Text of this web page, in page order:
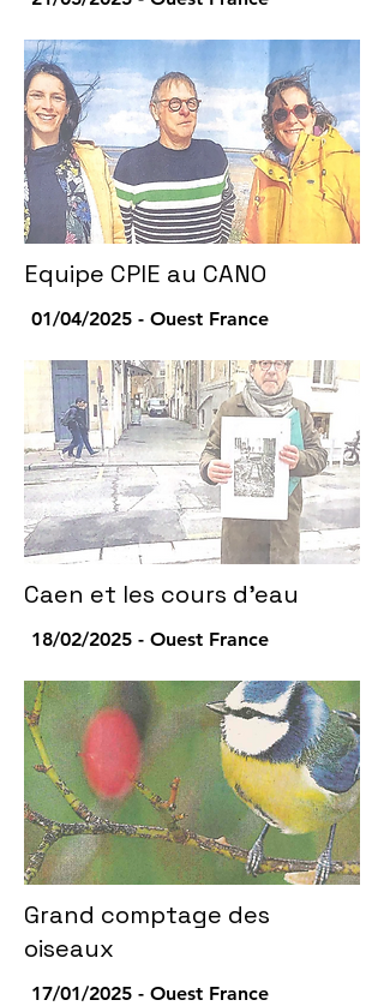
Equipe CPIE au CANO
01/04/2025 - Ouest France
Caen et les cours d'eau
18/02/2025 - Ouest France
Grand comptage des
oiseaux
17/01/2025 - Ouest France